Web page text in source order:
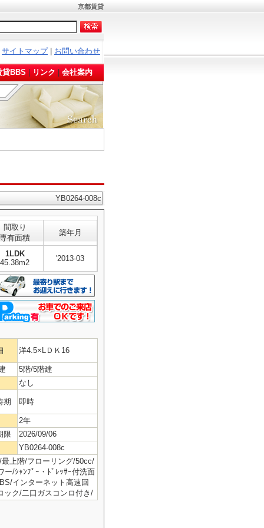
京都賃貸
サイトマップ| お問い合わせ
貸BBS リンク 会社案内
YB0264-008c
間取り
専有面積
築年月
1LDK
45.38m2
'2013-03
洋4.5×LＤＫ16
5階/5階建
なし
期 即時
2年
限
2026/09/06
YB0264-008c
上階/フローリング/50cc/
ー/ｼｬﾝﾌﾟｰ・ﾄﾞﾚｯｻｰ付洗面
インターネット高速回
ック/二口ガスコンロ付き/